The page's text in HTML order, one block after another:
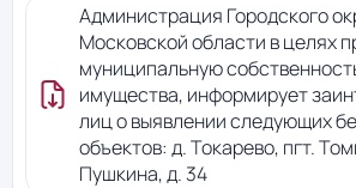
Администрация Городского
Московской области в целях
муниципальную
имущества, информирует
лиц о выявлении следующих
объектов: д. Токарево, пгт.
Пушкина, д. 34